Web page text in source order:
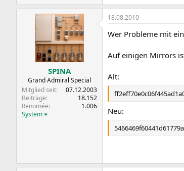
SPINA
Grand Admiral Special
Mitglied seit
07.12.2003
Beiträge
18.152
Renomée
1.006
System
18.08.2010
Wer Probleme mit
Auf einigen Mirrors
Alt:
Neu: